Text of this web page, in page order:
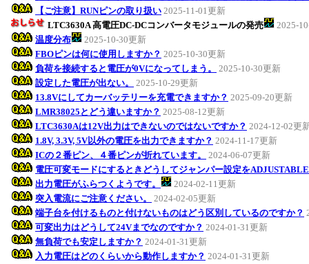
【ご注意】RUNピンの取り扱い 2025-11-01更新
LTC3630A 高電圧DC-DCコンバータモジュールの発売
2025-
温度分布
2025-10-30更新
FBOピンは何に使用しますか？ 2025-10-30更新
負荷を接続すると電圧が0Vになってしまう。
2025-10-30更新
設定した電圧が出ない。
2025-10-29更新
13.8Vにしてカーバッテリーを充電できますか？ 2025-09-20更新
LMR38025とどう違いますか？ 2025-08-12更新
LTC3630Aは12V出力はできないのではないですか？ 2024-12-02更
1.8V, 3.3V, 5V以外の電圧を出力できますか？ 2024-11-17更新
ICの２番ピン、４番ピンが折れています。
2024-06-07更新
電圧可変モードにするときどうしてジャンパー設定を
出力電圧がふらつくようです。
2024-02-11更新
突入電流にご注意ください。
2024-02-05更新
端子台を付けるものと付けないものはどう区別しているのですか？
可変出力はどうして24Vまでなのですか？ 2024-01-31更新
無負荷でも安定しますか？ 2024-01-31更新
入力電圧はどのくらいから動作しますか？ 2024-01-31更新